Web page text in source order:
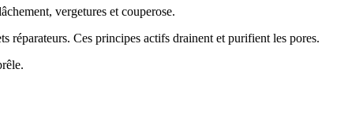
vergetures et couperose.
Ces principes actifs drainent et purifient les pores.